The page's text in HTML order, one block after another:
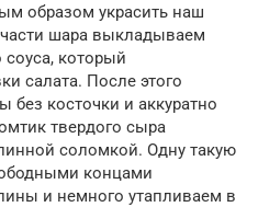
образом украсить наш
части шара выкладываем
который
салата. После этого
без косточки и аккуратно
твердого сыра
соломкой. Одну такую
концами
и немного утапливаем в